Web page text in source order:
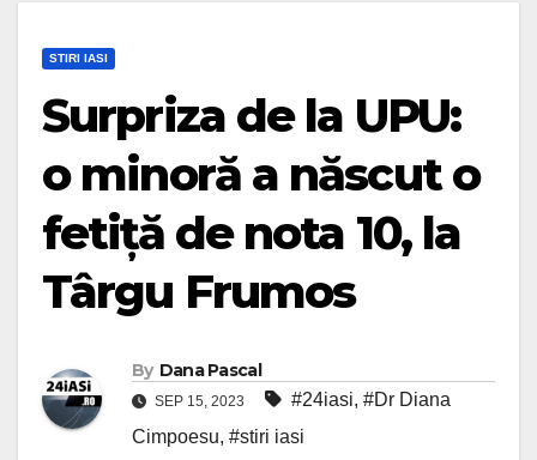
STIRI IASI
Surpriza de la UPU:
o minoră a născut o
fetiță de nota 10, la
Târgu Frumos
By Dana Pascal
SEP 15, 2023 #24iasi, #Dr Diana
Cimpoesu, #stiri iasi